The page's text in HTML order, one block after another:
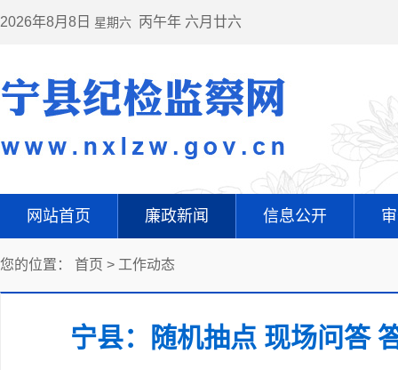
2026年8月8日 星期六 丙午年 六月廿六
网站首页 廉政新闻 信息公开
您的位置： 首页 > 工作动态
宁县：随机抽点 现场问答